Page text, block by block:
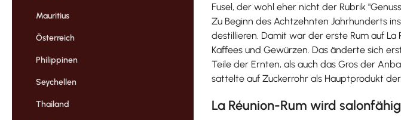
Mauritius
Österreich
Philippinen
Seychellen
Thailand
Fusel, der wohl eher nicht der Rubrik
Zu Beginn des Achtzehnten Jahrhunderts
destillieren. Damit war der erste Rum auf
Kaffees und Gewürzen. Das änderte sich
Teile der Ernten, als auch das Gros der
sattelte auf Zuckerrohr als Hauptprodukt
La Réunion-Rum wird salonfähig